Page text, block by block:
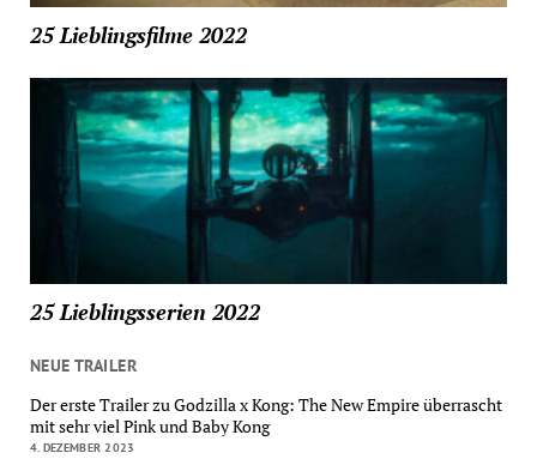
25 Lieblingsfilme 2022
25 Lieblingsserien 2022
NEUE TRAILER
Der erste Trailer zu Godzilla x Kong: The New Empire überrascht
mit sehr viel Pink und Baby Kong
4. DEZEMBER 2023